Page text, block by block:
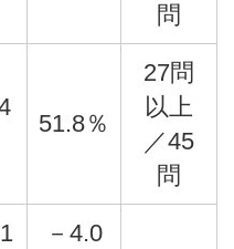
問
51.8％
27問
以上
／45
問
－4.0